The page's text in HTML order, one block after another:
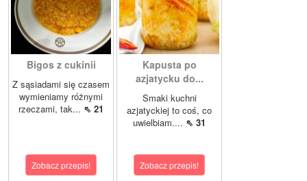
Bigos z cukinii
Z sąsiadami się czasem
wymieniamy różnymi
rzeczami, tak... ⇖ 21
Zobacz przepis!
Kapusta po
azjatycku do...
Smaki kuchni
azjatyckiej to coś, co
uwielbiam.... ⇖ 31
Zobacz przepis!